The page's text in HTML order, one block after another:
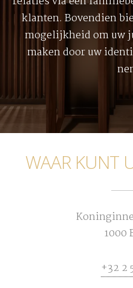
klanten. Bovendien
mogelijkheid om uw
maken door uw
WAAR KUNT
1000
+32 2